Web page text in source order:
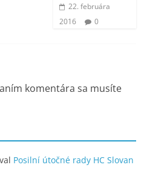
22. februára
2016
0
komentára sa musíte
Posilní útočné rady HC Slovan